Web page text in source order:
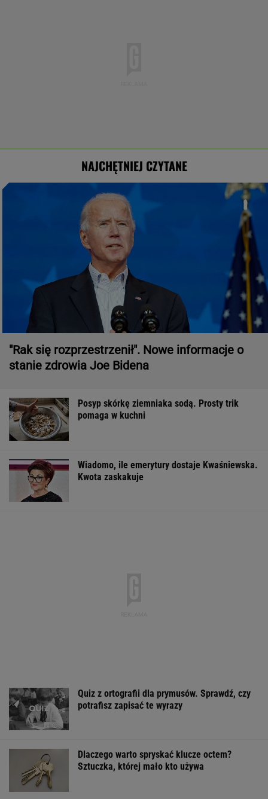
NAJCHĘTNIEJ CZYTANE
"Rak się rozprzestrzenił". Nowe informacje o
stanie zdrowia Joe Bidena
Posyp skórkę ziemniaka sodą. Prosty trik
pomaga w kuchni
Wiadomo, ile emerytury dostaje Kwaśniewska.
Kwota zaskakuje
Quiz z ortografii dla prymusów. Sprawdź, czy
potrafisz zapisać te wyrazy
Dlaczego warto spryskać klucze octem?
Sztuczka, której mało kto używa